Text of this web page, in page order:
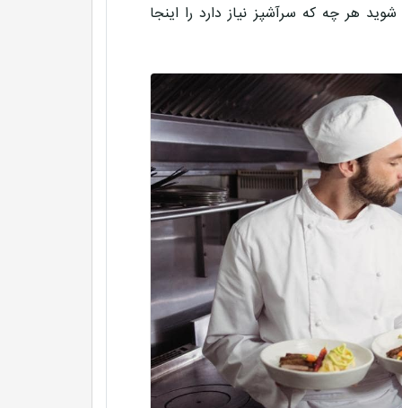
هر چه که سرآشپز نیاز دارد را اینجا